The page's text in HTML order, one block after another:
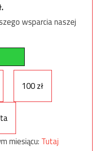
wsparcia naszej
100 zł
miesiącu: Tutaj